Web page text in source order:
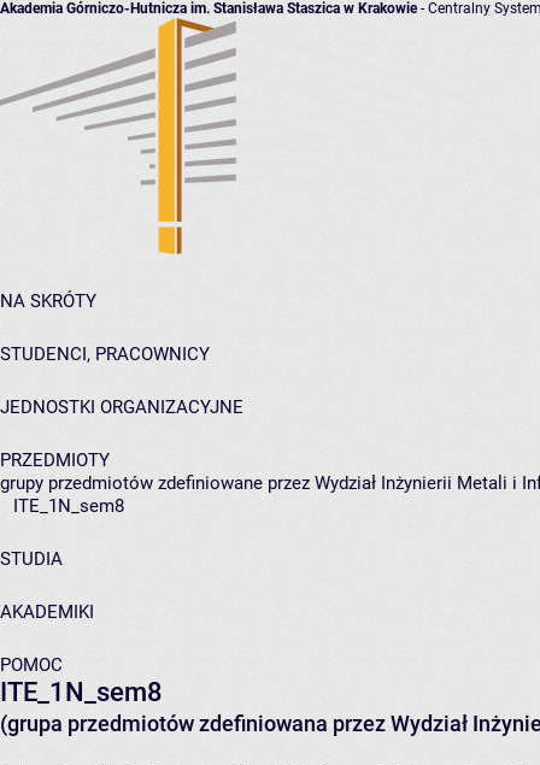
Akademia Górniczo-Hutnicza im. Stanisława Staszica w Krakowie- Centralny
NA SKRÓTY
STUDENCI, PRACOWNICY
JEDNOSTKI ORGANIZACYJNE
PRZEDMIOTY
grupy przedmiotów zdefiniowane przez Wydział Inżynierii Metali i
ITE_1N_sem8
STUDIA
AKADEMIKI
POMOC
ITE_1N_sem8
(grupa przedmiotów zdefiniowana przez Wydział